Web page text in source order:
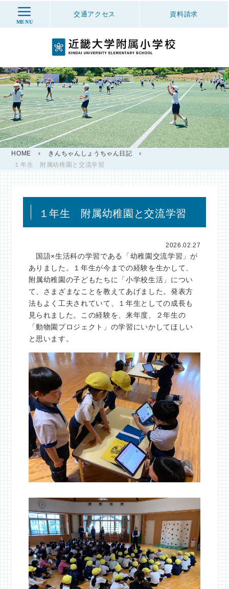
MENU
交通アクセス 資料請求
HOME › きんちゃんしょうちゃん日記
›
１年生 附属幼稚園と交流学習
１年生 附属幼稚園と交流学習
2026.02.27
国語×生活科の学習である「幼稚園交流学習」が
ありました。１年生が今までの経験を生かして、
附属幼稚園の子どもたちに「小学校生活」につい
て、さまざまなことを教えてあげました。発表方
法もよく工夫されていて、１年生としての成長も
見られました。この経験を、来年度、２年生の
「動物園プロジェクト」の学習にいかしてほしい
と思います。